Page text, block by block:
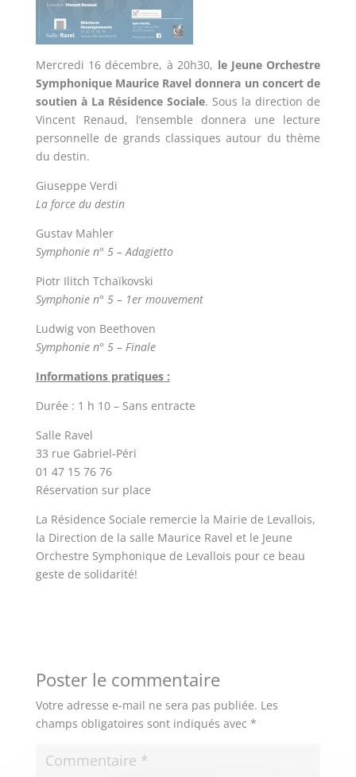
Mercredi 16 décembre, à 20h30, le Jeune Orchestre
Symphonique Maurice Ravel donnera un concert de
soutien à La Résidence Sociale. Sous la direction de
Vincent Renaud, l’ensemble donnera une lecture
personnelle de grands classiques autour du thème
du destin.
Giuseppe Verdi
La force du destin
Gustav Mahler
Symphonie n° 5 – Adagietto
Piotr Ilitch Tchaïkovski
Symphonie n° 5 – 1er mouvement
Ludwig von Beethoven
Symphonie n° 5 – Finale
Informations pratiques :
Durée : 1 h 10 – Sans entracte
Salle Ravel
33 rue Gabriel-Péri
01 47 15 76 76
Réservation sur place
La Résidence Sociale remercie la Mairie de Levallois,
la Direction de la salle Maurice Ravel et le Jeune
Orchestre Symphonique de Levallois pour ce beau
geste de solidarité!
Poster le commentaire
Votre adresse e-mail ne sera pas publiée. Les
champs obligatoires sont indiqués avec *